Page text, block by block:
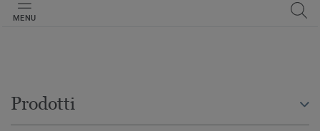
MENU
Prodotti